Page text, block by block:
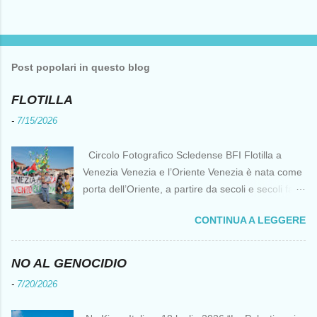
Post popolari in questo blog
FLOTILLA
- 7/15/2026
Circolo Fotografico Scledense BFI Flotilla a
Venezia Venezia e l’Oriente Venezia è nata come
porta dell’Oriente, a partire da secoli e secoli fa ai
di cantierizzazione veneziane divennero preziose
per tutti i crociati diretti a Gerusalemme. Proprio
le crociate fornirono ai veneziani l’occasione per
CONTINUA A LEGGERE
NO AL GENOCIDIO
- 7/20/2026